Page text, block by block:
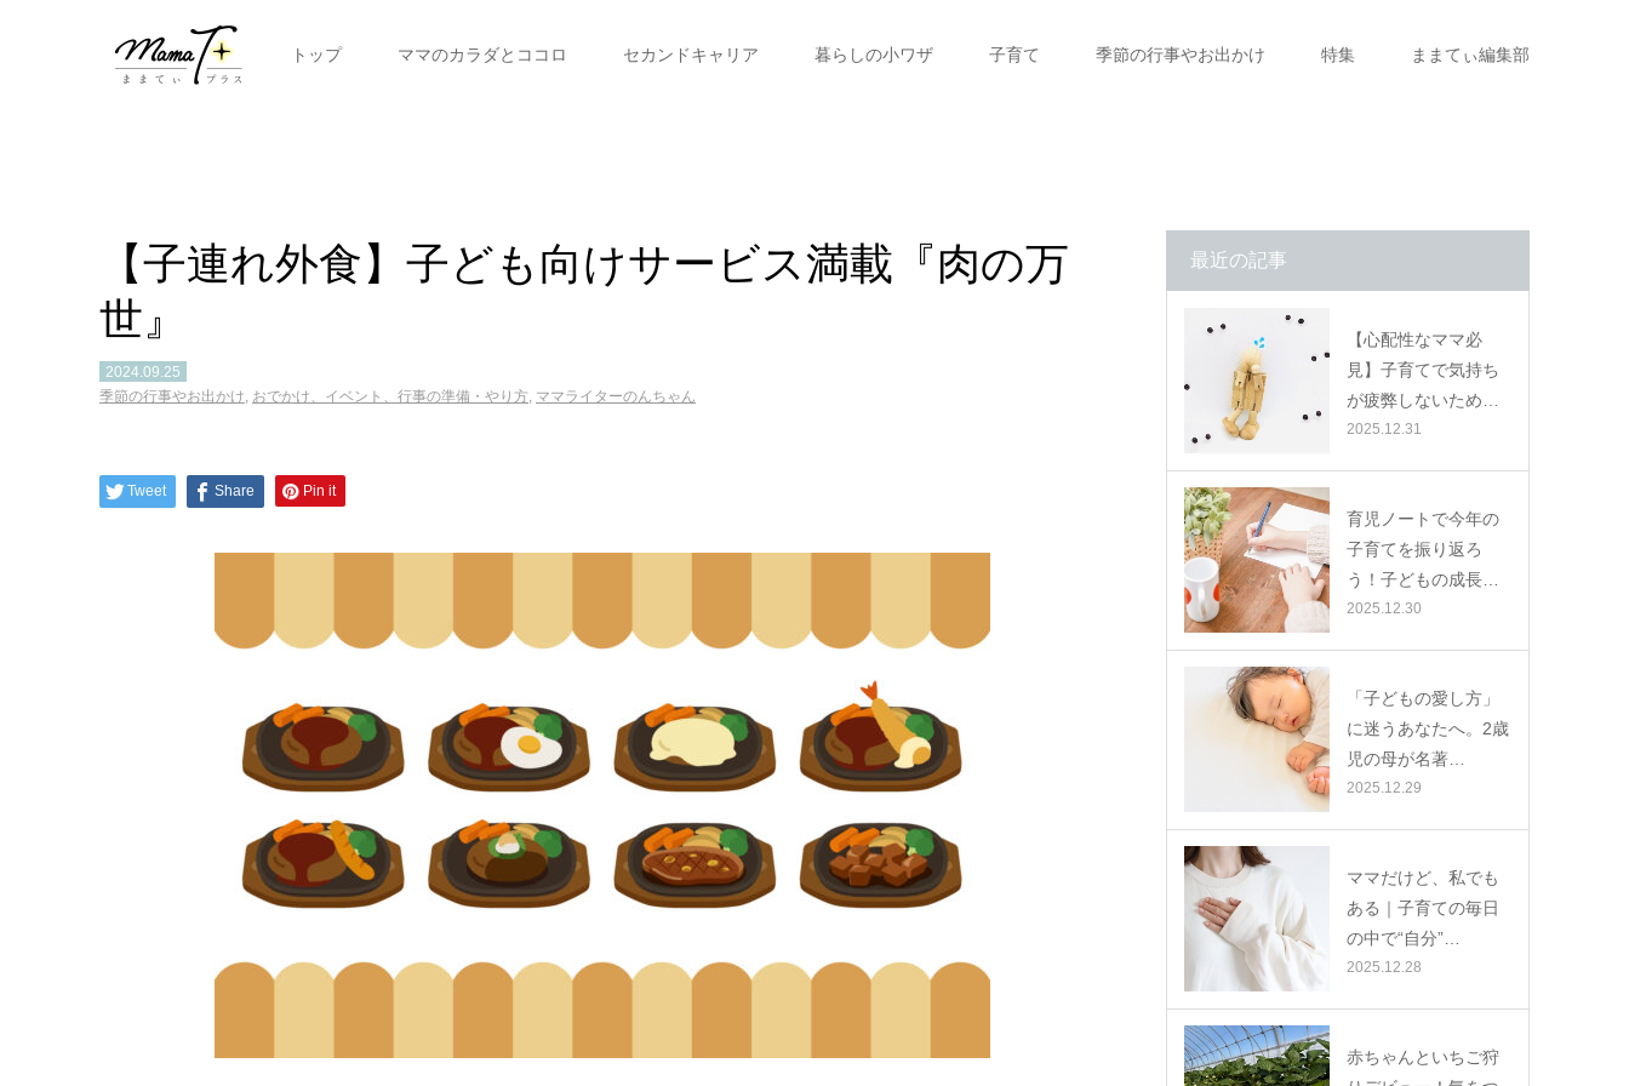
トップ ママのカラダとココロ セカンドキャリア 暮らしの小ワザ 子育て 季節の行事やお出かけ 特集 ままてぃ編集部
【子連れ外食】子ども向けサービス満載『肉の万
世』
2024.09.25
季節の行事やお出かけ, おでかけ、イベント、行事の準備・やり方, ママライターのんちゃん
Tweet Share Pin it
最近の記事
【心配性なママ必
見】子育てで気持ち
が疲弊しないため…
2025.12.31
育児ノートで今年の
子育てを振り返ろ
う！子どもの成長…
2025.12.30
「子どもの愛し方」
に迷うあなたへ。2歳
児の母が名著…
2025.12.29
ママだけど、私でも
ある｜子育ての毎日
の中で“自分”…
2025.12.28
赤ちゃんといちご狩